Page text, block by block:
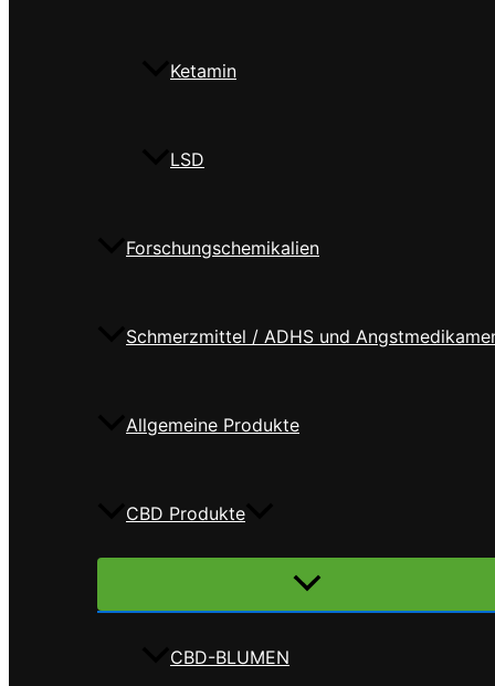
Ketamin
LSD
Forschungschemikalien
Schmerzmittel / ADHS und
Allgemeine Produkte
CBD Produkte
Menü
CBD-BLUMEN